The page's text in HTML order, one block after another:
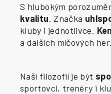
S hlubokým
kvalitu. Značka
kluby i jednotlivce.
a dalších míčových her.
Naší filozofií je být
sportovci, trenéry i